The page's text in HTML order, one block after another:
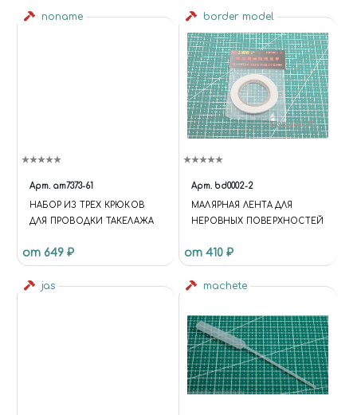
noname
Арт. am7373-61
НАБОР ИЗ ТРЕХ КРЮКОВ
ДЛЯ ПРОВОДКИ ТАКЕЛАЖА
от 649 ₽
border model
Арт. bd0002-2
МАЛЯРНАЯ ЛЕНТА ДЛЯ
НЕРОВНЫХ ПОВЕРХНОСТЕЙ
от 410 ₽
jas machete